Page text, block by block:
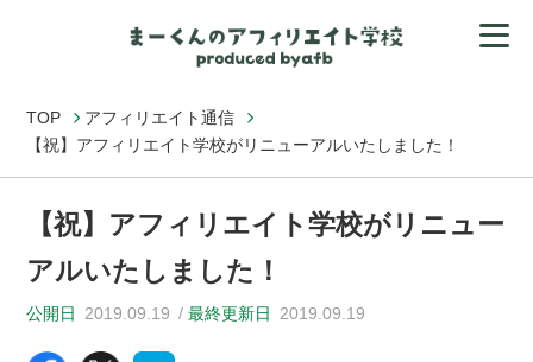
TOP
アフィリエイト通信
【祝】アフィリエイト学校がリニューアルいたしました！
【祝】アフィリエイト学校がリニュー
アルいたしました！
公開日 2019.09.19 最終更新日 2019.09.19